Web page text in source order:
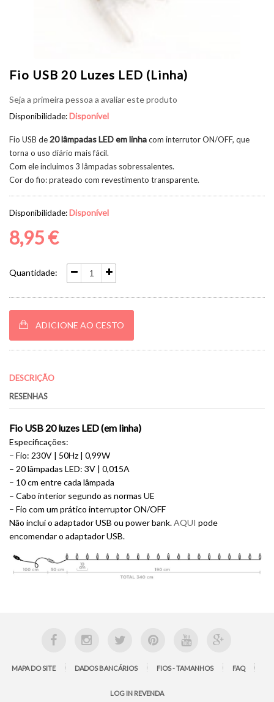
Fio USB 20 Luzes LED (linha)
Seja a primeira pessoa a avaliar este produto
Disponibilidade:Disponível
Fio USB de20 lâmpadas LED em linhacom interrutor ON/OFF, que
torna o uso diário mais fácil.
Com ele incluimos 3 lâmpadas sobressalentes.
Cor do fio: prateado com revestimento transparente.
Disponibilidade:Disponível
8,95 €
Quantidade:
ADICIONE AO CESTO
DESCRIÇÃO
RESENHAS
Fio USB 20 luzes LED (em linha)
Especificações:
– Fio: 230V | 50Hz | 0,99W
– 20 lâmpadas LED: 3V | 0,015A
– 10 cm entre cada lâmpada
– Cabo interior segundo as normas UE
– Fio com um prático interruptor ON/OFF
Não inclui o adaptador USB ou power bank.AQUI pode
encomendar o adaptador USB.
MAPA DO SITE DADOS BANCÁRIOS FIOS - TAMANHOS FAQ
LOG IN REVENDA